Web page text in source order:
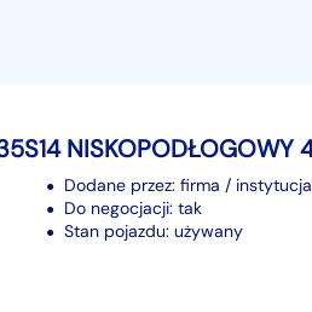
Dodane przez: firma / instytucja
Do negocjacji: tak
Stan pojazdu: używany